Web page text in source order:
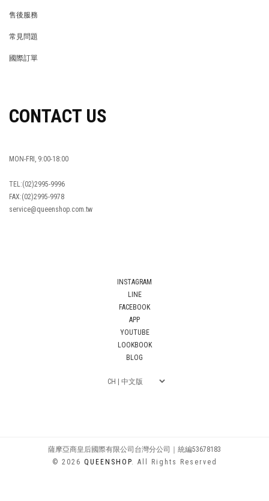
售後服務
常見問題
國際訂單
CONTACT US
MON-FRI, 9:00-18:00
TEL:(02)2995-9996
FAX:(02)2995-9978
service@queenshop.com.tw
INSTAGRAM
LINE
FACEBOOK
APP
YOUTUBE
LOOKBOOK
BLOG
薩摩亞商皇后國際有限公司台灣分公司｜統編53678183
© 2026 QUEENSHOP. All Rights Reserved